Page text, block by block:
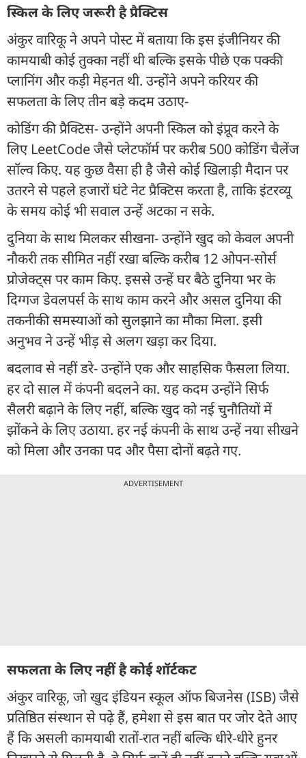
स्किल के लिए जरूरी है प्रैक्टिस
अंकुर वारिकू ने अपने पोस्ट में बताया कि इस इंजीनियर की
कामयाबी कोई तुक्का नहीं थी बल्कि इसके पीछे एक पक्की
प्लानिंग और कड़ी मेहनत थी. उन्होंने अपने करियर की
सफलता के लिए तीन बड़े कदम उठाए-
कोडिंग की प्रैक्टिस- उन्होंने अपनी स्किल को इंप्रूव करने के
लिए LeetCode जैसे प्लेटफॉर्म पर करीब 500 कोडिंग चैलेंज
सॉल्व किए. यह कुछ वैसा ही है जैसे कोई खिलाड़ी मैदान पर
उतरने से पहले हजारों घंटे नेट प्रैक्टिस करता है, ताकि इंटरव्यू
के समय कोई भी सवाल उन्हें अटका न सके.
दुनिया के साथ मिलकर सीखना- उन्होंने खुद को केवल अपनी
नौकरी तक सीमित नहीं रखा बल्कि करीब 12 ओपन-सोर्स
प्रोजेक्ट्स पर काम किए. इससे उन्हें घर बैठे दुनिया भर के
दिग्गज डेवलपर्स के साथ काम करने और असल दुनिया की
तकनीकी समस्याओं को सुलझाने का मौका मिला. इसी
अनुभव ने उन्हें भीड़ से अलग खड़ा कर दिया.
बदलाव से नहीं डरे- उन्होंने एक और साहसिक फैसला लिया.
हर दो साल में कंपनी बदलने का. यह कदम उन्होंने सिर्फ
सैलरी बढ़ाने के लिए नहीं, बल्कि खुद को नई चुनौतियों में
झोंकने के लिए उठाया. हर नई कंपनी के साथ उन्हें नया सीखने
को मिला और उनका पद और पैसा दोनों बढ़ते गए.
ADVERTISEMENT
सफलता के लिए नहीं है कोई शॉर्टकट
अंकुर वारिकू, जो खुद इंडियन स्कूल ऑफ बिजनेस (ISB) जैसे
प्रतिष्ठित संस्थान से पढ़े हैं, हमेशा से इस बात पर जोर देते आए
हैं कि असली कामयाबी रातों-रात नहीं बल्कि धीरे-धीरे हुनर